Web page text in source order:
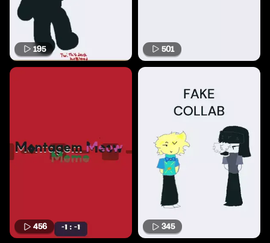
195 501
456 345